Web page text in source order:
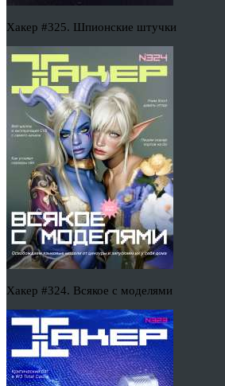
Хакер #325. Шпионские штучки
Хакер #324. Всякое с моделями